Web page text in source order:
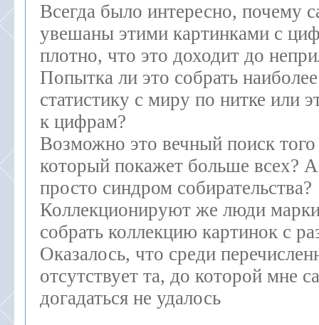
Всегда было интересно, почему
увешаны этими картинками с
плотно, что это доходит до
Попытка ли это собрать
статистику с миру по нитке или
к цифрам?
Возможно это вечный поиск того
который покажет больше всех?
просто синдром собирательства?
Коллекционируют же люди
собрать коллекцию картинок с
Оказалось, что среди
отсутствует та, до которой мне
догадаться не удалось